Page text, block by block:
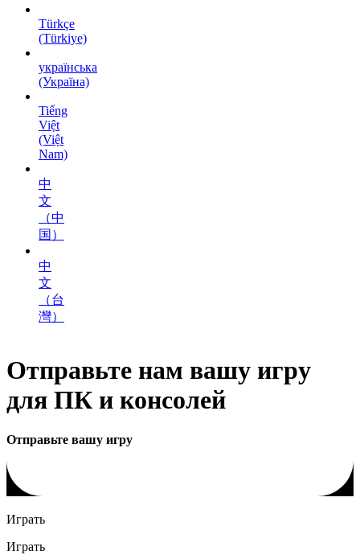
Türkçe
(Türkiye)
українська
(Україна)
Tiếng
Việt
(Việt
Nam)
中
文
（中
国）
中
文
（台
灣）
Отправьте нам вашу игру
для ПК и консолей
Отправьте вашу игру
Играть
Играть